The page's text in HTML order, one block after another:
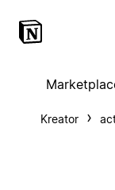
Kreator